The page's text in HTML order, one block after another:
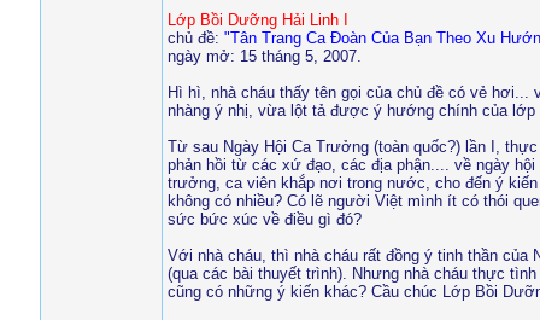
Lớp Bồi Dưỡng Hải Linh I
chủ đề: "Tân Trang Ca Đoàn Của Bạn Theo Xu
ngày mở: 15 tháng 5, 2007.
Hì hì, nhà cháu thấy tên gọi của chủ đề có vẻ
nhàng ý nhị, vừa lột tả được ý hướng chính của lớp
Từ sau Ngày Hội Ca Trưởng (toàn quốc?) lần I,
phản hồi từ các xứ đạo, các địa phận.... về ngày
trưởng, ca viên khắp nơi trong nước, cho đến ý
không có nhiều? Có lẽ người Việt mình ít có thói
sức bức xúc về điều gì đó?
Với nhà cháu, thì nhà cháu rất đồng ý tinh thần của
(qua các bài thuyết trình). Nhưng nhà cháu thực
cũng có những ý kiến khác? Cầu chúc Lớp Bồi